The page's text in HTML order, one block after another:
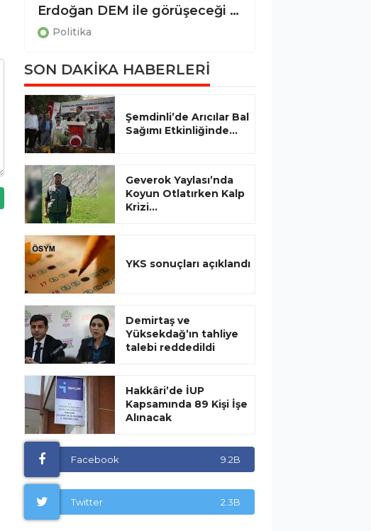
Erdoğan DEM ile görüşeceği tarihi açıkladı: İşte heyetteki isimler
Politika
SON DAKİKA HABERLERİ
Şemdinli’de Arıcılar Bal
Sağımı Etkinliğinde...
Geverok Yaylası’nda
Koyun Otlatırken Kalp
Krizi...
YKS sonuçları açıklandı
Demirtaş ve
Yüksekdağ’ın tahliye
talebi reddedildi
Hakkâri’de İUP
Kapsamında 89 Kişi İşe
Alınacak
Facebook 9.2B
Twitter 2.3B